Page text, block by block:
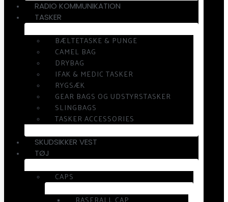
RADIO KOMMUNIKATION
TASKER
BÆLTETASKE & PUNGE
CAMEL BAG
DRYBAG
IFAK & MEDIC TASKER
RYGSÆK
GEAR BAGS OG UDSTYRSTASKER
SLINGBAGS
TASKER ACCESSORIES
SKUDSIKKER VEST
TØJ
CAPS